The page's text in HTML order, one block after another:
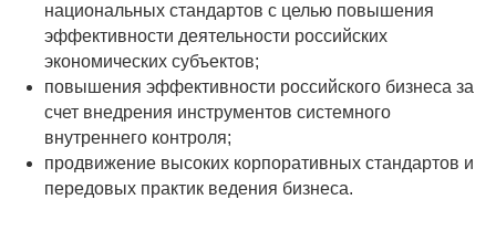
национальных стандартов с целью повышения
эффективности деятельности российских
экономических субъектов;
повышения эффективности российского бизнеса за
счет внедрения инструментов системного
внутреннего контроля;
продвижение высоких корпоративных стандартов и
передовых практик ведения бизнеса.